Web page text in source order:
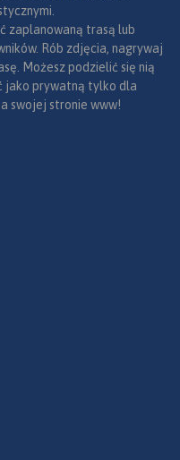
zaplanowaną trasą lub
Rób zdjęcia, nagrywaj
Możesz podzielić się nią
jako prywatną tylko dla
swojej stronie www!